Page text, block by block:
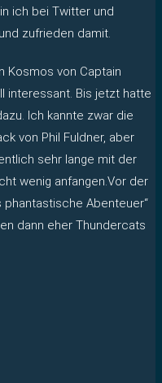
ich bei Twitter und
zufrieden damit.
Kosmos von Captain
interessant. Bis jetzt hatte
Ich kannte zwar die
von Phil Fuldner, aber
sehr lange mit der
wenig anfangen.Vor der
phantastische Abenteuer“
dann eher Thundercats